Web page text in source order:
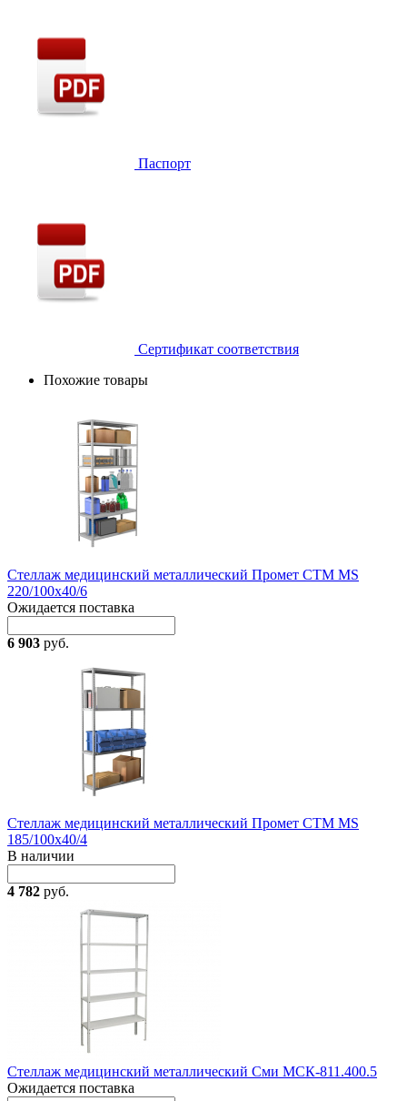
Паспорт
Сертификат соответствия
Похожие товары
Стеллаж медицинский металлический Промет СТМ MS
220/100x40/6
Ожидается поставка
6 903 руб.
Стеллаж медицинский металлический Промет СТМ MS
185/100x40/4
В наличии
4 782 руб.
Стеллаж медицинский металлический Сми МСК-811.400.5
Ожидается поставка